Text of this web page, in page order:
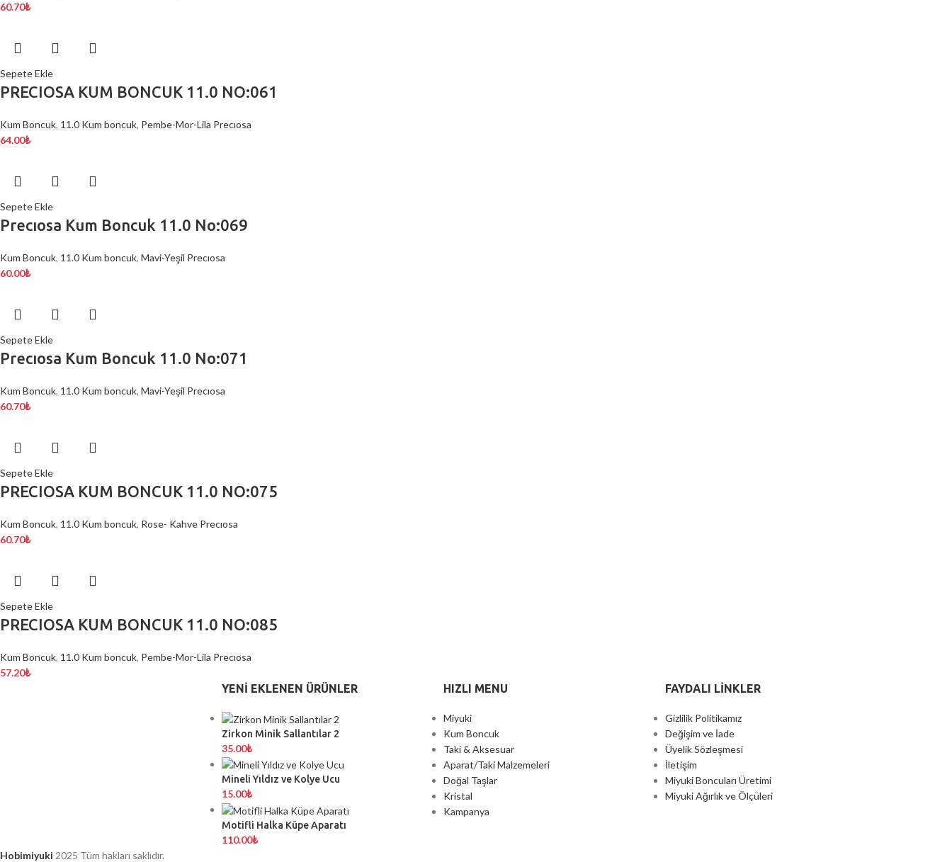
60.70₺
Sepete Ekle
PRECIOSA KUM BONCUK 11.0 NO:061
Kum Boncuk, 11.0 Kum boncuk, Pembe-Mor-Lila Precıosa
64.00₺
Sepete Ekle
Precıosa Kum Boncuk 11.0 No:069
Kum Boncuk, 11.0 Kum boncuk, Mavi-Yeşil Precıosa
60.00₺
Sepete Ekle
Precıosa Kum Boncuk 11.0 No:071
Kum Boncuk, 11.0 Kum boncuk, Mavi-Yeşil Precıosa
60.70₺
Sepete Ekle
PRECIOSA KUM BONCUK 11.0 NO:075
Kum Boncuk, 11.0 Kum boncuk, Rose- Kahve Precıosa
60.70₺
Sepete Ekle
PRECIOSA KUM BONCUK 11.0 NO:085
Kum Boncuk, 11.0 Kum boncuk, Pembe-Mor-Lila Precıosa
57.20₺
YENI EKLENEN ÜRÜNLER
Zirkon Minik Sallantılar 2
35.00₺
Mineli Yıldız ve Kolye Ucu
15.00₺
Motifli Halka Küpe Aparatı
110.00₺
HIZLI MENU
Miyuki
Kum Boncuk
Taki & Aksesuar
Aparat/Taki Malzemeleri
Doğal Taşlar
Kristal
Kampanya
FAYDALI LİNKLER
Gizlilik Politikamız
Değişim ve İade
Üyelik Sözleşmesi
İletişim
Miyuki Boncuları Üretimi
Miyuki Ağırlık ve Ölçüleri
Hobimiyuki 2025 Tüm hakları saklıdır.